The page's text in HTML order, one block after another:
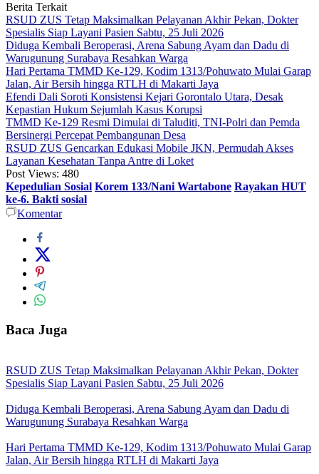
Berita Terkait
RSUD ZUS Tetap Maksimalkan Pelayanan Akhir Pekan, Dokter
Spesialis Siap Layani Pasien Sabtu, 25 Juli 2026
Diduga Kembali Beroperasi, Arena Sabung Ayam dan Dadu di
Warugunung Surabaya Resahkan Warga
Hari Pertama TMMD Ke-129, Kodim 1313/Pohuwato Mulai Garap
Jalan, Air Bersih hingga RTLH di Makarti Jaya
Efendi Dali Soroti Konsistensi Kejari Gorontalo Utara, Desak
Kepastian Hukum Sejumlah Kasus Korupsi
TMMD Ke-129 Resmi Dimulai di Taluditi, TNI-Polri dan Pemda
Bersinergi Percepat Pembangunan Desa
RSUD ZUS Gencarkan Edukasi Mobile JKN, Permudah Akses
Layanan Kesehatan Tanpa Antre di Loket
Post Views: 480
Kepedulian Sosial Korem 133/Nani Wartabone Rayakan HUT
ke-6. Bakti sosial
Komentar
Baca Juga
RSUD ZUS Tetap Maksimalkan Pelayanan Akhir Pekan, Dokter
Spesialis Siap Layani Pasien Sabtu, 25 Juli 2026
Diduga Kembali Beroperasi, Arena Sabung Ayam dan Dadu di
Warugunung Surabaya Resahkan Warga
Hari Pertama TMMD Ke-129, Kodim 1313/Pohuwato Mulai Garap
Jalan, Air Bersih hingga RTLH di Makarti Jaya